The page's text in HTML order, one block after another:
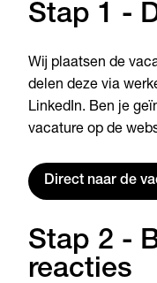
Stap 1 -
Wij plaatsen de
delen deze via
LinkedIn. Ben je
vacature op de
Direct naar de
Stap 2 -
reacties